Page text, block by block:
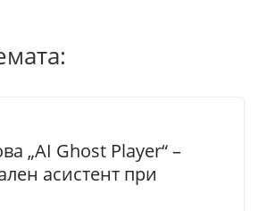
„AI Ghost Player“ –
асистент при